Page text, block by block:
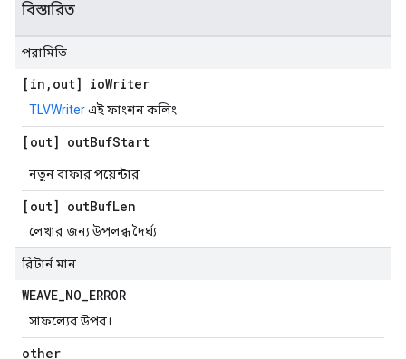
বিস্তারিত
পরামিতি
[in , out] ioWriter
TLVWriterএই ফাংশন কলিং
[out] outBufStart
নতুন বাফার পয়েন্টার
[out] outBufLen
লেখার জন্য উপলব্ধ দৈর্ঘ্য
রিটার্ন মান
WEAVE_NO_ERROR
সাফল্যের উপর।
other